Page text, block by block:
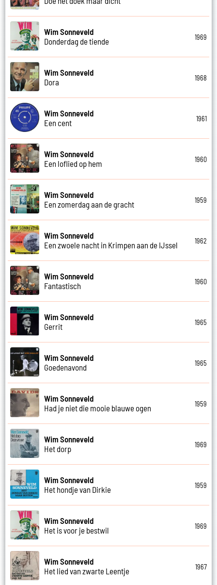
Wim Sonneveld
Donderdag de tiende
1969
Wim Sonneveld
Dora
1968
Wim Sonneveld
Een cent
1961
Wim Sonneveld
Een loflied op hem
1960
Wim Sonneveld
Een zomerdag aan de gracht
1959
Wim Sonneveld
Een zwoele nacht in Krimpen aan de IJssel
1962
Wim Sonneveld
Fantastisch
1960
Wim Sonneveld
Gerrit
1965
Wim Sonneveld
Goedenavond
1965
Wim Sonneveld
Had je niet die mooie blauwe ogen
1959
Wim Sonneveld
Het dorp
1969
Wim Sonneveld
Het hondje van Dirkie
1959
Wim Sonneveld
Het is voor je bestwil
1969
Wim Sonneveld
Het lied van zwarte Leentje
1967